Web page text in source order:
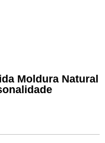
Moldura Natural